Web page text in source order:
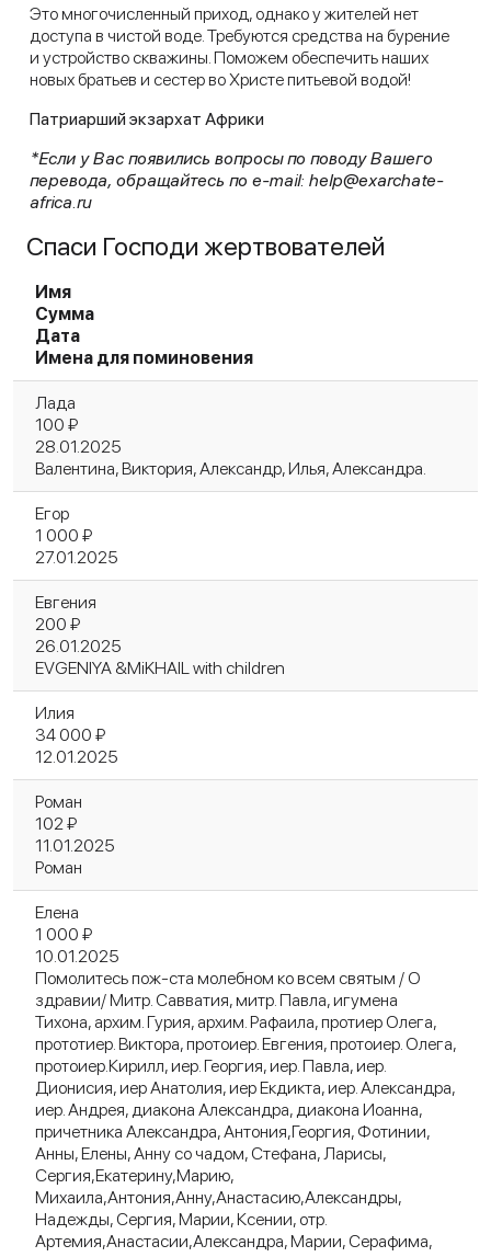
Это многочисленный приход, однако у жителей нет
доступа в чистой воде. Требуются средства на бурение
и устройство скважины. Поможем обеспечить наших
новых братьев и сестер во Христе питьевой водой!
Патриарший экзархат Африки
*Если у Вас появились вопросы по поводу Вашего
перевода, обращайтесь по e-mail: help@exarchate-
africa.ru
Спаси Господи жертвователей
Имя
Сумма
Дата
Имена для поминовения
Лада
100 ₽
28.01.2025
Валентина, Виктория, Александр, Илья, Александра.
Егор
1 000 ₽
27.01.2025
Евгения
200 ₽
26.01.2025
EVGENIYA &MiKHAIL with children
Илия
34 000 ₽
12.01.2025
Роман
102 ₽
11.01.2025
Роман
Елена
1 000 ₽
10.01.2025
Помолитесь пож-ста молебном ко всем святым / О
здравии/ Митр. Савватия, митр. Павла, игумена
Тихона, архим. Гурия, архим. Рафаила, протиер Олега,
прототиер. Виктора, протоиер. Евгения, протоиер. Олега,
протоиер.Кирилл, иер. Георгия, иер. Павла, иер.
Дионисия, иер Анатолия, иер Екдикта, иер. Александра,
иер. Андрея, диакона Александра, диакона Иоанна,
причетника Александра, Антония,Георгия, Фотинии,
Анны, Елены, Анну со чадом, Стефана, Ларисы,
Сергия,Екатерину,Марию,
Михаила,Антония,Анну,Анастасию,Александры,
Надежды, Сергия, Марии, Ксении, отр.
Артемия,Анастасии,Александра, Марии, Серафима,